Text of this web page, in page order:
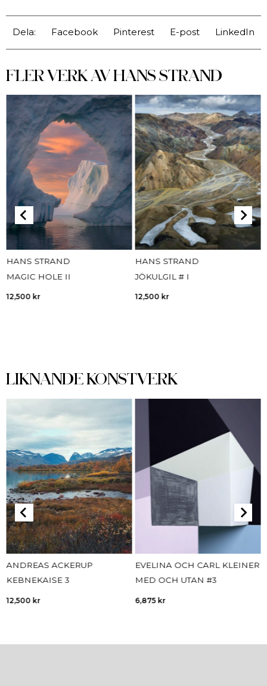
Dela: Facebook Pinterest E-post LinkedIn
FLER VERK AV HANS STRAND
HANS STRAND
MAGIC HOLE II
12,500 kr
HANS STRAND
JÖKULGIL # I
12,500 kr
LIKNANDE KONSTVERK
ANDREAS ACKERUP
KEBNEKAISE 3
12,500 kr
EVELINA OCH CARL KLEINER
MED OCH UTAN #3
6,875 kr